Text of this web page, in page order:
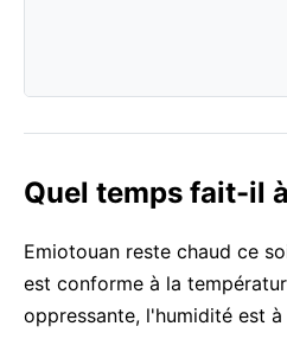
Quel temps fait-il
Emiotouan reste chaud ce
est conforme à la
oppressante, l'humidité est à